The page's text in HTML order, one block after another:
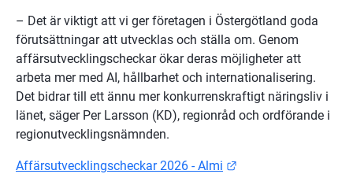
– Det är viktigt att vi ger företagen i Östergötland goda
förutsättningar att utvecklas och ställa om. Genom
affärsutvecklingscheckar ökar deras möjligheter att
arbeta mer med AI, hållbarhet och internationalisering.
Det bidrar till ett ännu mer konkurrenskraftigt näringsliv i
länet, säger Per Larsson (KD), regionråd och ordförande i
regionutvecklingsnämnden.
Affärsutvecklingscheckar 2026 - Almi